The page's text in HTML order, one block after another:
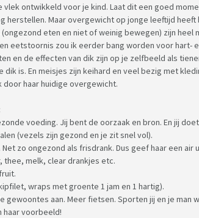
vlek ontwikkeld voor je kind. Laat dit een goed
herstellen. Maar overgewicht op jonge leeftijd heeft
eten en niet of weinig bewegen) zijn heel
eetstoornis zou ik eerder bang worden voor hart-
en de effecten van dik zijn op je zelfbeeld als
dik is. En meisjes zijn keihard en veel bezig met
door haar huidige overgewicht.
voeding. Jij bent de oorzaak en bron. En jij
(vezels zijn gezond en je zit snel vol).
zo ongezond als frisdrank. Dus geef haar een air
thee, melk, clear drankjes etc.
wraps met groente 1 jam en 1 hartig).
gewoontes aan. Meer fietsen. Sporten jij en je man
haar voorbeeld!